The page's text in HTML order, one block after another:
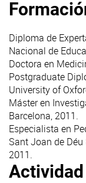
Diploma de
Nacional de
Doctora en
Postgraduate
University of
Máster en
Barcelona, 2011.
Especialista en
Sant Joan de
2011.